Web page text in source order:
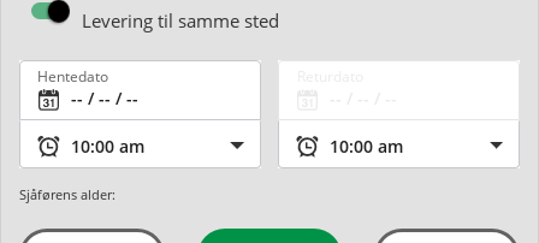
Levering til samme sted
Hentedato
Sjåførens alder: